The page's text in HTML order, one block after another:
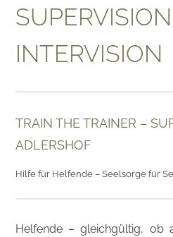
INTERVISION
TRAIN THE TRAINER –
ADLERSHOF
Hilfe für Helfende – Seelsorge für
Helfende – gleichgültig, ob